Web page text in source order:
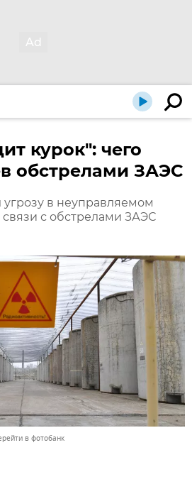
курок": чего
обстрелами ЗАЭС
угрозу в неуправляемом
с обстрелами ЗАЭС
в фотобанк